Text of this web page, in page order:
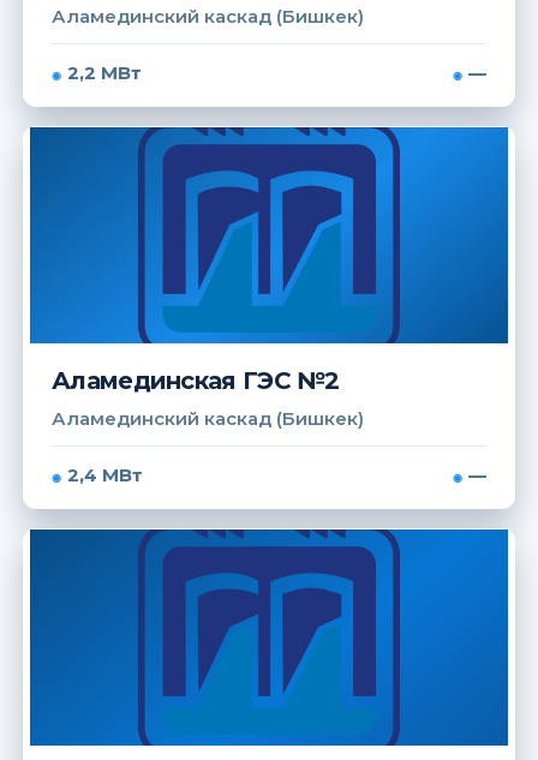
Аламединский каскад (Бишкек)
2,2 МВт —
Аламединская ГЭС №2
Аламединский каскад (Бишкек)
2,4 МВт —